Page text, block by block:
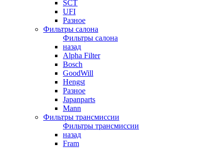
SCT
UFI
Разное
Фильтры салона
Фильтры салона
назад
Alpha Filter
Bosch
GoodWill
Hengst
Разное
Japanparts
Mann
Фильтры трансмиссии
Фильтры трансмиссии
назад
Fram